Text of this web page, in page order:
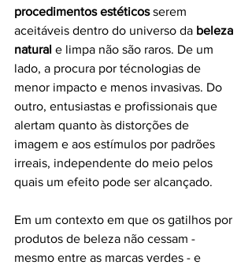
procedimentos estéticos serem
aceitáveis dentro do universo da beleza
natural e limpa não são raros. De um
lado, a procura por técnologias de
menor impacto e menos invasivas. Do
outro, entusiastas e profissionais que
alertam quanto às distorções de
imagem e aos estímulos por padrões
irreais, independente do meio pelos
quais um efeito pode ser alcançado.
Em um contexto em que os gatilhos por
produtos de beleza não cessam -
mesmo entre as marcas verdes - e